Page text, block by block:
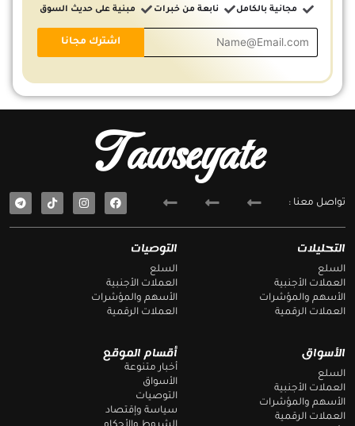
مجانية بالكامل نابعة من خبرات مبنية على حديث السوق
أقسام الموقع
أخبار متنوعة
الأسواق
التوصيات
سياسة وإقتصاد
الأسواق
السلع
العملات الأجنبية
الأسهم والمؤشرات
العملات الرقمية
التوصيات
السلع
العملات الأجنبية
الأسهم والمؤشرات
العملات الرقمية
التحليلات
السلع
العملات الأجنبية
الأسهم والمؤشرات
العملات الرقمية
Tawseyate
تواصل معنا :
F
a
e
T
e
e